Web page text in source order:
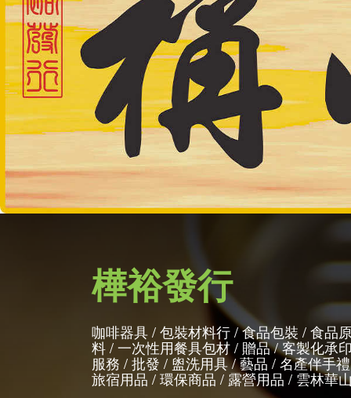
樺裕發行
咖啡器具 / 包裝材料行 / 食品包裝 / 食品
料 / 一次性用餐具包材 / 贈品 / 客製化承
服務 / 批發 / 盥洗用具 / 藝品 / 名產伴手
旅宿用品 / 環保商品 / 露營用品 / 雲林華